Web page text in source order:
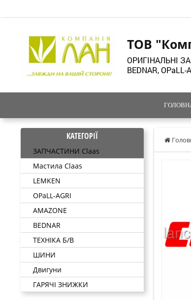
ТОВ
ОРИГІНАЛЬНІ
BEDNAR, OPaLL-
КАТЕГОРІЇ
ЗАПЧАСТИНИ Claas
Мастила Claas
LEMKEN
OPaLL-AGRI
AMAZONE
BEDNAR
ТЕХНІКА Б/В
ШИНИ
Двигуни
ГАРЯЧІ ЗНИЖКИ